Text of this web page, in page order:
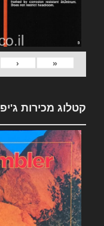
«
‹
קטלוג מכירות ג'יפ 1981